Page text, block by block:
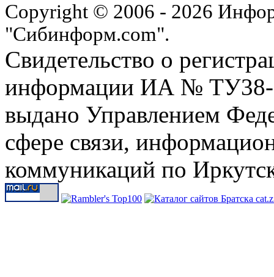
Copyright © 2006 - 2026
"Сибинформ.com".
Свидетельство о
информации ИА № ТУ38-
выдано Управлением
сфере связи,
коммуникаций по